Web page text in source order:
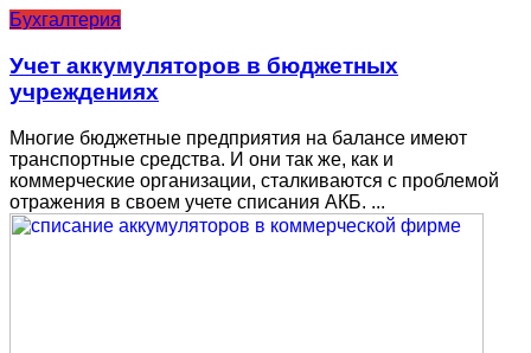
Бухгалтерия
Учет аккумуляторов в бюджетных
учреждениях
Многие бюджетные предприятия на балансе имеют
транспортные средства. И они так же, как и
коммерческие организации, сталкиваются с проблемой
отражения в своем учете списания АКБ. ...